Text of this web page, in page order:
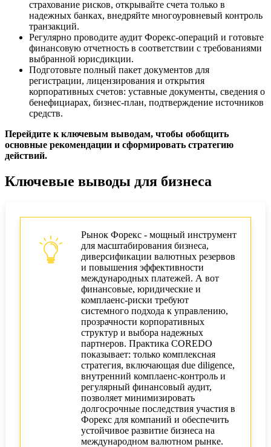
страхование рисков, открывайте счета только в
надежных банках, внедряйте многоуровневый контроль
транзакций.
Регулярно проводите аудит Форекс-операций и готовьте
финансовую отчетность в соответствии с требованиями
выбранной юрисдикции.
Подготовьте полный пакет документов для
регистрации, лицензирования и открытия
корпоративных счетов: уставные документы, сведения о
бенефициарах, бизнес-план, подтверждение источников
средств.
Перейдите к ключевым выводам, чтобы обобщить
основные рекомендации и сформировать стратегию
действий.
Ключевые выводы для бизнеса
Рынок Форекс - мощный инструмент
для масштабирования бизнеса,
диверсификации валютных резервов
и повышения эффективности
международных платежей. А вот
финансовые, юридические и
комплаенс-риски требуют
системного подхода к управлению,
прозрачности корпоративных
структур и выбора надежных
партнеров. Практика COREDO
показывает: только комплексная
стратегия, включающая due diligence,
внутренний комплаенс-контроль и
регулярный финансовый аудит,
позволяет минимизировать
долгосрочные последствия участия в
Форекс для компаний и обеспечить
устойчивое развитие бизнеса на
международном валютном рынке.